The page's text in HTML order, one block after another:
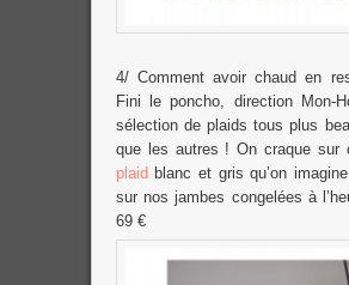
4/ Comment avoir chaud en
Fini le poncho, direction Mon-
sélection de plaids tous plus
que les autres ! On craque sur
plaid blanc et gris qu’on
sur nos jambes congelées à
69 €